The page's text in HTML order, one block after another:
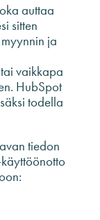
auttaa
sitten
ja
vaikkapa
HubSpot
todella
tiedon